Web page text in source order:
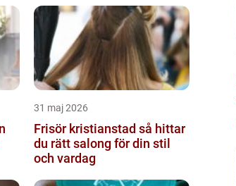
31 maj 2026
Frisör kristianstad så hittar
du rätt salong för din stil
och vardag